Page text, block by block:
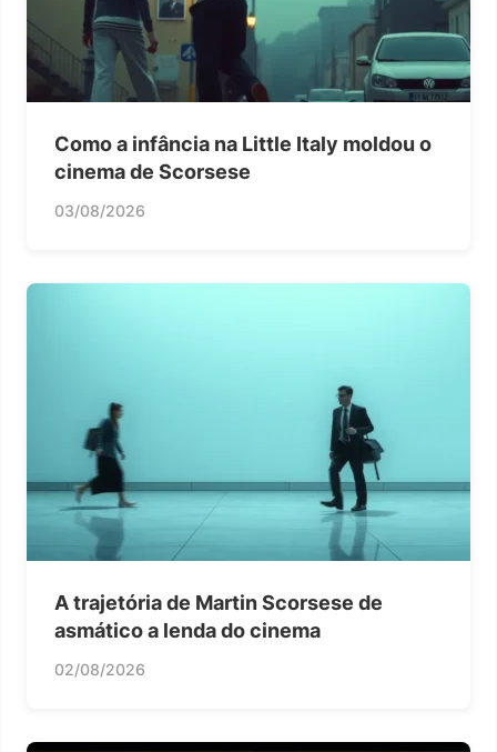
Como a infância na Little Italy moldou o
cinema de Scorsese
03/08/2026
A trajetória de Martin Scorsese de
asmático a lenda do cinema
02/08/2026